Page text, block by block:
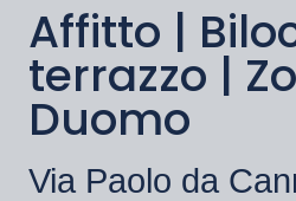
Affitto |
terrazzo |
Duomo
Via Paolo da